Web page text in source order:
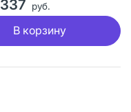
337 руб.
В корзину